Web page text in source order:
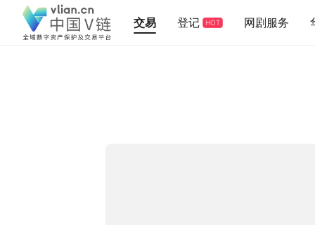
交易 登记 HOT 网剧服务